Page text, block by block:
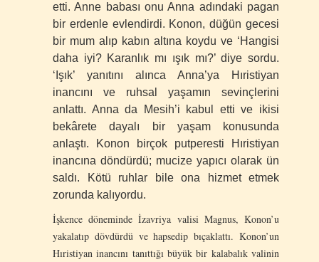
etti. Anne babası onu Anna adındaki pagan
bir erdenle evlendirdi. Konon, düğün gecesi
bir mum alıp kabın altına koydu ve ‘Hangisi
daha iyi? Karanlık mı ışık mı?’ diye sordu.
‘Işık’ yanıtını alınca Anna’ya Hıristiyan
inancını ve ruhsal yaşamın sevinçlerini
anlattı. Anna da Mesih’i kabul etti ve ikisi
bekârete dayalı bir yaşam konusunda
anlaştı. Konon birçok putperesti Hıristiyan
inancına döndürdü; mucize yapıcı olarak ün
saldı. Kötü ruhlar bile ona hizmet etmek
zorunda kalıyordu.
İşkence döneminde İzavriya valisi Magnus, Konon’u
yakalatıp dövdürdü ve hapsedip bıçaklattı. Konon’un
Hıristiyan inancını tanıttığı büyük bir kalabalık valinin